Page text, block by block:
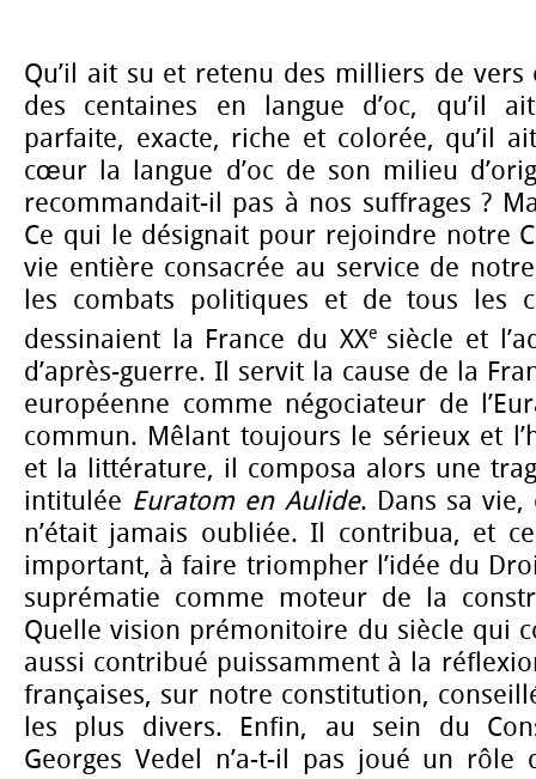
Qu’il ait su et retenu des milliers de vers
des centaines en langue d’oc, qu’il
parfaite, exacte, riche et colorée, qu’il
cœur la langue d’oc de son milieu
recommandait-il pas à nos suffrages ?
Ce qui le désignait pour rejoindre notre
vie entière consacrée au service de
les combats politiques et de tous les
dessinaient la France du XXe siècle et
d’après-guerre. Il servit la cause de la
européenne comme négociateur de
commun. Mêlant toujours le sérieux et
et la littérature, il composa alors une
intitulée Euratom en Aulide. Dans sa
n’était jamais oubliée. Il contribua, et
important, à faire triompher l’idée du
suprématie comme moteur de la
Quelle vision prémonitoire du siècle qui
aussi contribué puissamment à la
françaises, sur notre constitution,
les plus divers. Enfin, au sein du
Georges Vedel n’a-t-il pas joué un rôle